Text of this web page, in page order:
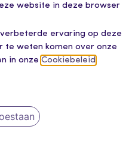
website in deze browser
ervaring op deze
te weten komen over onze
in onze Cookiebeleid